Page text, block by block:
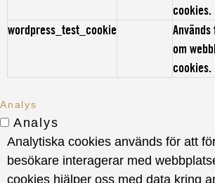
cookies.
wordpress_test_cookie
om
cookies.
Analys
Analys
Analytiska cookies används för att
besökare interagerar med
cookies hjälper oss med data kring